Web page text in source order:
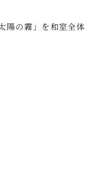
陽の霧」を和室全体